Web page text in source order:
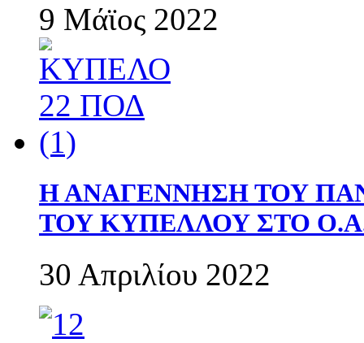
9 Μάϊος 2022
Η ΑΝΑΓΕΝΝΗΣΗ ΤΟΥ
ΤΟΥ ΚΥΠΕΛΛΟΥ ΣΤΟ
30 Απριλίου 2022